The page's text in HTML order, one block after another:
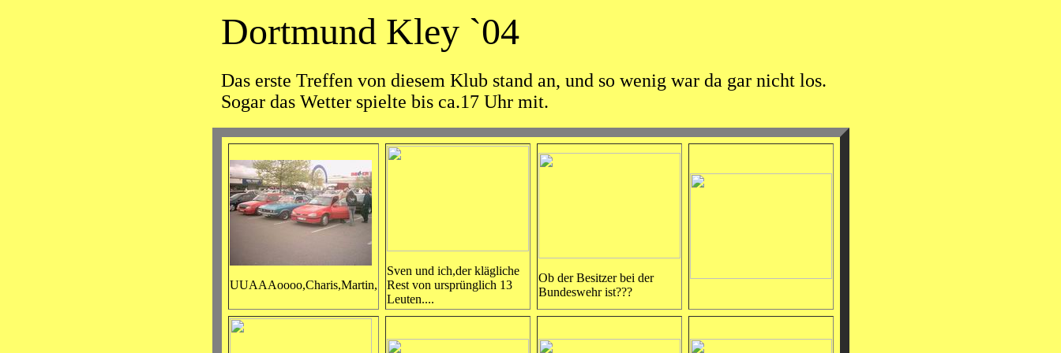
Dortmund Kley `04
Das erste Treffen von diesem Klub stand an, und so wenig war da gar nicht los.
Sogar das Wetter spielte bis ca.17 Uhr mit.
UUAAAoooo,Charis,Martin,
Sven und ich,der klägliche
Rest von ursprünglich 13
Leuten....
Ob der Besitzer bei der
Bundeswehr ist???